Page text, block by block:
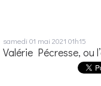
samedi 01 mai 2021 01h15
Valérie Pécresse, ou